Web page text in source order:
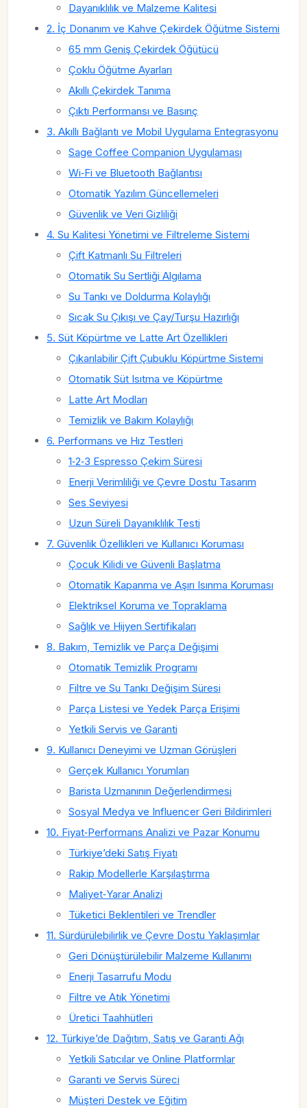
Dayanıklılık ve Malzeme Kalitesi
2. İç Donanım ve Kahve Çekirdek Öğütme Sistemi
65 mm Geniş Çekirdek Öğütücü
Çoklu Öğütme Ayarları
Akıllı Çekirdek Tanıma
Çıktı Performansı ve Basınç
3. Akıllı Bağlantı ve Mobil Uygulama Entegrasyonu
Sage Coffee Companion Uygulaması
Wi‑Fi ve Bluetooth Bağlantısı
Otomatik Yazılım Güncellemeleri
Güvenlik ve Veri Gizliliği
4. Su Kalitesi Yönetimi ve Filtreleme Sistemi
Çift Katmanlı Su Filtreleri
Otomatik Su Sertliği Algılama
Su Tankı ve Doldurma Kolaylığı
Sıcak Su Çıkışı ve Çay/Turşu Hazırlığı
5. Süt Köpürtme ve Latte Art Özellikleri
Çıkarılabilir Çift Çubuklu Köpürtme Sistemi
Otomatik Süt Isıtma ve Köpürtme
Latte Art Modları
Temizlik ve Bakım Kolaylığı
6. Performans ve Hız Testleri
1‑2‑3 Espresso Çekim Süresi
Enerji Verimliliği ve Çevre Dostu Tasarım
Ses Seviyesi
Uzun Süreli Dayanıklılık Testi
7. Güvenlik Özellikleri ve Kullanıcı Koruması
Çocuk Kilidi ve Güvenli Başlatma
Otomatik Kapanma ve Aşırı Isınma Koruması
Elektriksel Koruma ve Topraklama
Sağlık ve Hijyen Sertifikaları
8. Bakım, Temizlik ve Parça Değişimi
Otomatik Temizlik Programı
Filtre ve Su Tankı Değişim Süresi
Parça Listesi ve Yedek Parça Erişimi
Yetkili Servis ve Garanti
9. Kullanıcı Deneyimi ve Uzman Görüşleri
Gerçek Kullanıcı Yorumları
Barista Uzmanının Değerlendirmesi
Sosyal Medya ve Influencer Geri Bildirimleri
10. Fiyat‑Performans Analizi ve Pazar Konumu
Türkiye’deki Satış Fiyatı
Rakip Modellerle Karşılaştırma
Maliyet‑Yarar Analizi
Tüketici Beklentileri ve Trendler
11. Sürdürülebilirlik ve Çevre Dostu Yaklaşımlar
Geri Dönüştürülebilir Malzeme Kullanımı
Enerji Tasarrufu Modu
Filtre ve Atık Yönetimi
Üretici Taahhütleri
12. Türkiye’de Dağıtım, Satış ve Garanti Ağı
Yetkili Satıcılar ve Online Platformlar
Garanti ve Servis Süreci
Müşteri Destek ve Eğitim